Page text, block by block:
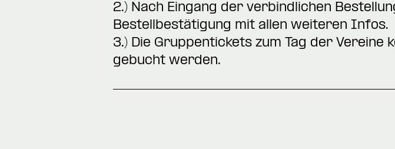
2.) Nach Eingang der verbindlichen
Bestellbestätigung mit allen weiteren Infos.
3.) Die Gruppentickets zum Tag der Vereine
gebucht werden.